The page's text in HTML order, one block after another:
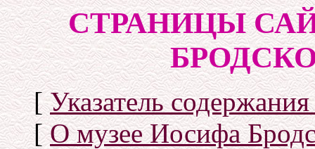
СТРАНИЦЫ
[Указатель
[О музее Иосифа